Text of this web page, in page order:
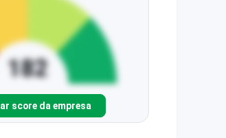
score da empresa